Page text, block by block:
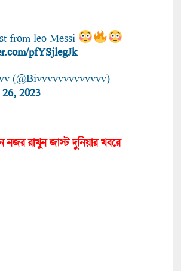
from leo Messi
pfYSjlegJk
(@Bivvvvvvvvvvvvv)
2023
নজর রাখুন জাস্ট দুনিয়ার খবরে